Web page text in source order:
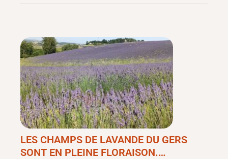
LES CHAMPS DE LAVANDE DU GERS
SONT EN PLEINE FLORAISON.…